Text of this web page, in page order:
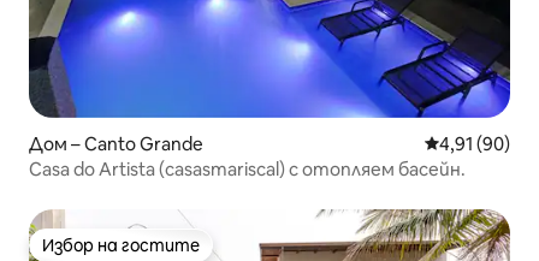
Дом – Canto Grande Средна
4,91 (90)
Casa do Artista (casasmariscal) с отопляем басейн.
Избор на гостите
Избор на гостите